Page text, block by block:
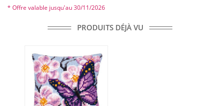
* Offre valable jusqu'au 30/11/2026
PRODUITS DÉJÀ VU